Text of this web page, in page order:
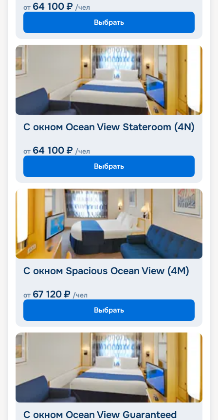
от 64 100 ₽ /чел
Выбрать
С окном Ocean View Stateroom (4N)
от 64 100 ₽ /чел
Выбрать
С окном Spacious Ocean View (4M)
от 67 120 ₽ /чел
Выбрать
С окном Ocean View Guaranteed